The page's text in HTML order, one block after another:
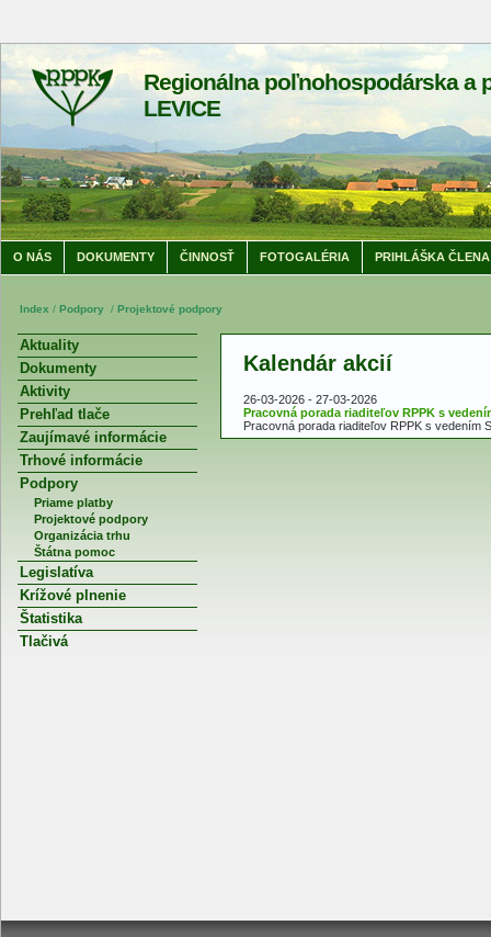
Regionálna poľnohospodárska a
LEVICE
O NÁS DOKUMENTY ČINNOSŤ FOTOGALÉRIA PRIHLÁŠKA ČLENA
Index / Podpory / Projektové podpory
Aktuality
Dokumenty
Aktivity
Prehľad tlače
Zaujímavé informácie
Trhové informácie
Podpory
Priame platby
Projektové podpory
Organizácia trhu
Štátna pomoc
Legislatíva
Krížové plnenie
Štatistika
Tlačivá
Kalendár akcií
26-03-2026 - 27-03-2026
Pracovná porada riaditeľov RPPK s
Pracovná porada riaditeľov RPPK s vedením